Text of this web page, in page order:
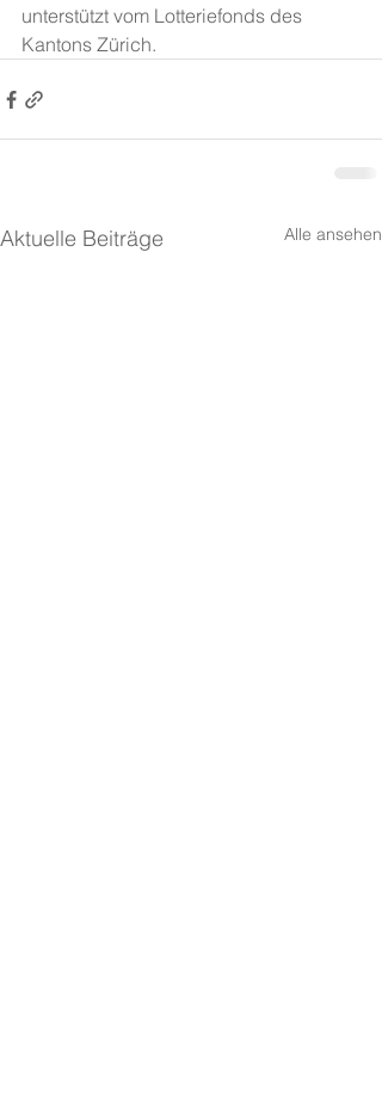
unterstützt vom Lotteriefonds des
Kantons Zürich.
Aktuelle Beiträge Alle ansehen